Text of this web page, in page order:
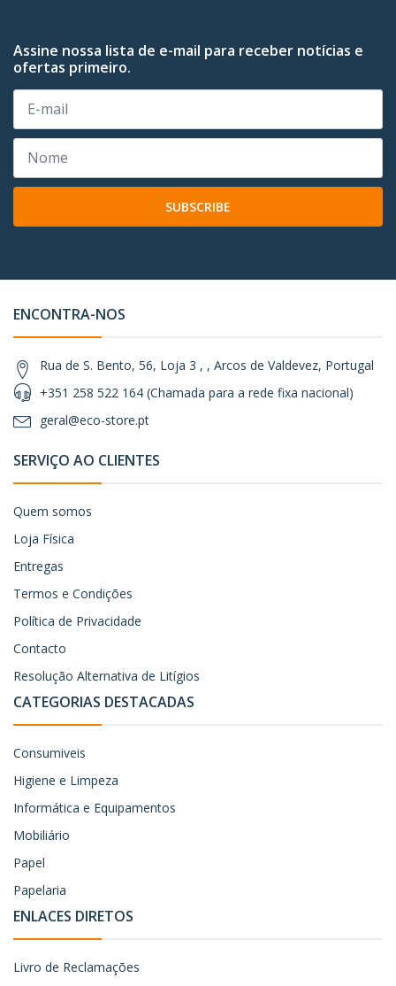
Assine nossa lista de e-mail para receber notícias e
ofertas primeiro.
SUBSCRIBE
ENCONTRA-NOS
Rua de S. Bento, 56, Loja 3 , , Arcos de Valdevez, Portugal
+351 258 522 164 (Chamada para a rede fixa nacional)
geral@eco-store.pt
SERVIÇO AO CLIENTES
Quem somos
Loja Física
Entregas
Termos e Condições
Política de Privacidade
Contacto
Resolução Alternativa de Litígios
CATEGORIAS DESTACADAS
Consumiveis
Higiene e Limpeza
Informática e Equipamentos
Mobiliário
Papel
Papelaria
ENLACES DIRETOS
Livro de Reclamações